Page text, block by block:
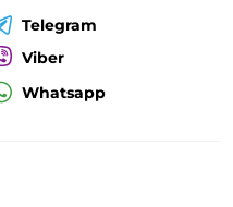
Telegram
Viber
Whatsapp